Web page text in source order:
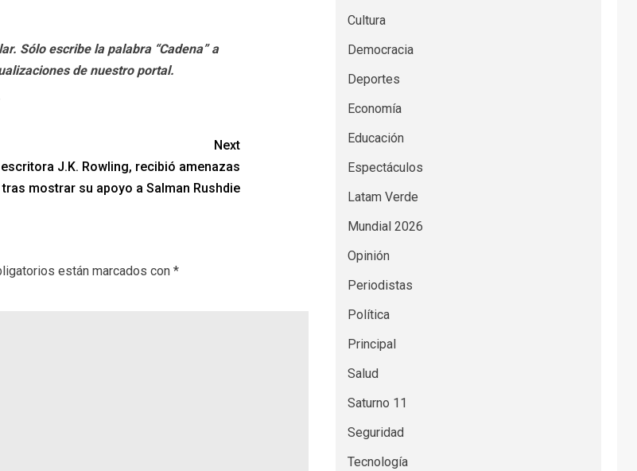
Sólo escribe la palabra “Cadena” a
de nuestro portal.
Next
J.K. Rowling, recibió amenazas
tras mostrar su apoyo a Salman Rushdie
están marcados con *
Cultura
Democracia
Deportes
Economía
Educación
Espectáculos
Latam Verde
Mundial 2026
Opinión
Periodistas
Política
Principal
Salud
Saturno 11
Seguridad
Tecnología